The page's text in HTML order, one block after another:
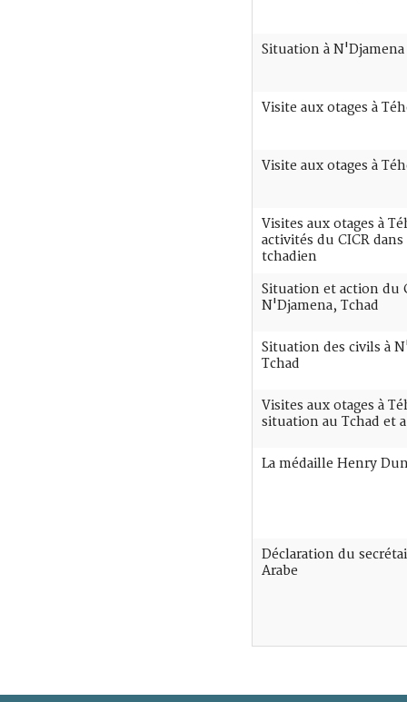
Situation à N'Djamena
Visite aux otages à
Visite aux otages à
Visites aux otages à
activités du CICR
tchadien
Situation et action du
N'Djamena, Tchad
Situation des civils à
Tchad
Visites aux otages à
situation au Tchad et
La médaille Henry
Déclaration du
Arabe